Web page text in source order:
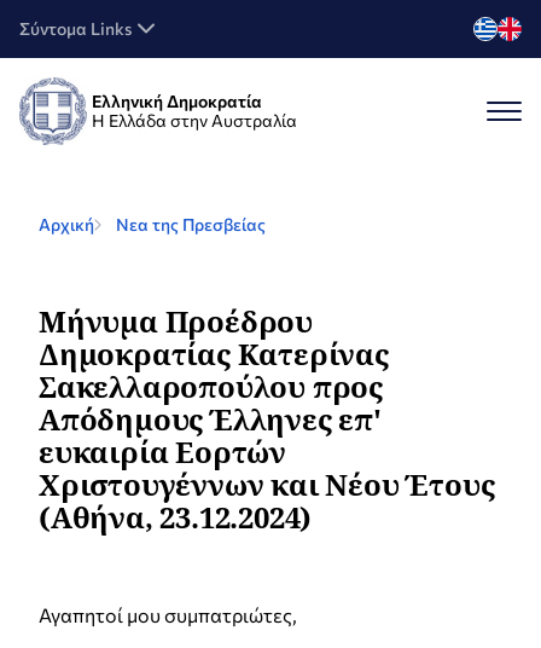
Σύντομα Links
Ελληνική Δημοκρατία
Η Ελλάδα στην Αυστραλία
Αρχική Νεα της Πρεσβείας
Μήνυμα Προέδρου
Δημοκρατίας Κατερίνας
Σακελλαροπούλου προς
Απόδημους Έλληνες επ'
ευκαιρία Εορτών
Χριστουγέννων και Νέου Έτους
(Αθήνα, 23.12.2024)
Αγαπητοί μου συμπατριώτες,